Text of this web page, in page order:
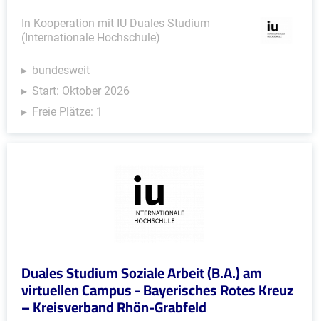
In Kooperation mit IU Duales Studium
(Internationale Hochschule)
bundesweit
Start: Oktober 2026
Freie Plätze: 1
Duales Studium Soziale Arbeit (B.A.) am
virtuellen Campus - Bayerisches Rotes Kreuz
– Kreisverband Rhön-Grabfeld